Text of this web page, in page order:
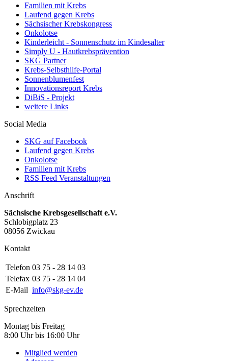
Familien mit Krebs
Laufend gegen Krebs
Sächsischer Krebskongress
Onkolotse
Kinderleicht - Sonnenschutz im Kindesalter
Simply U - Hautkrebsprävention
SKG Partner
Krebs-Selbsthilfe-Portal
Sonnenblumenfest
Innovationsreport Krebs
DiBiS - Projekt
weitere Links
Social Media
SKG auf Facebook
Laufend gegen Krebs
Onkolotse
Familien mit Krebs
RSS Feed Veranstaltungen
Anschrift
Sächsische Krebsgesellschaft e.V.
Schlobigplatz 23
08056 Zwickau
Kontakt
Telefon 03 75 - 28 14 03
Telefax 03 75 - 28 14 04
E-Mail info@skg-ev.de
Sprechzeiten
Montag bis Freitag
8:00 Uhr bis 16:00 Uhr
Mitglied werden